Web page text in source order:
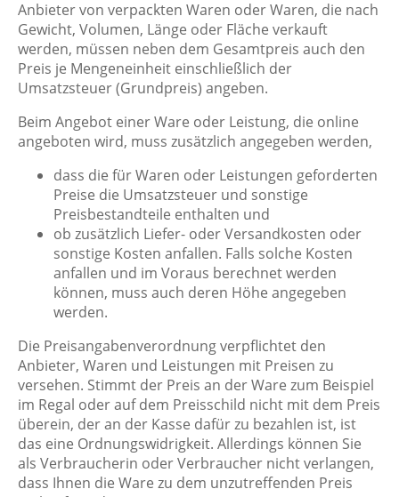
Anbieter von verpackten Waren oder Waren, die nach
Gewicht, Volumen, Länge oder Fläche verkauft
werden, müssen neben dem Gesamtpreis auch den
Preis je Mengeneinheit einschließlich der
Umsatzsteuer (Grundpreis) angeben.
Beim Angebot einer Ware oder Leistung, die online
angeboten wird, muss zusätzlich angegeben werden,
dass die für Waren oder Leistungen geforderten
Preise die Umsatzsteuer und sonstige
Preisbestandteile enthalten und
ob zusätzlich Liefer- oder Versandkosten oder
sonstige Kosten anfallen. Falls solche Kosten
anfallen und im Voraus berechnet werden
können, muss auch deren Höhe angegeben
werden.
Die Preisangabenverordnung verpflichtet den
Anbieter, Waren und Leistungen mit Preisen zu
versehen. Stimmt der Preis an der Ware zum Beispiel
im Regal oder auf dem Preisschild nicht mit dem Preis
überein, der an der Kasse dafür zu bezahlen ist, ist
das eine Ordnungswidrigkeit. Allerdings können Sie
als Verbraucherin oder Verbraucher nicht verlangen,
dass Ihnen die Ware zu dem unzutreffenden Preis